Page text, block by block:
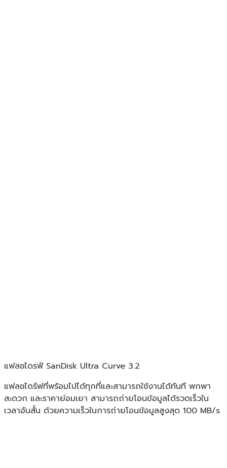
แฟลชไดรฟ์ SanDisk Ultra Curve 3.2
แฟลชไดร์ฟที่พร้อมไปได้ทุกที่และสามารถใช้งานได้ทันที พกพา
สะดวก และราคาย่อมเยา สามารถถ่ายโอนข้อมูลได้รวดเร็วใน
เวลาอันสั้น ด้วยความเร็วในการถ่ายโอนข้อมูลสูงสุด 100 MB/s